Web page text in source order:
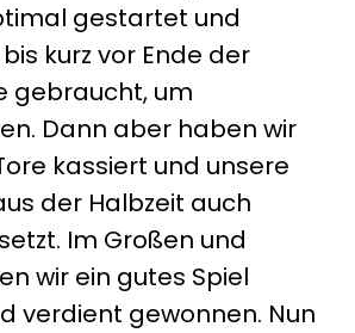
gestartet und
kurz vor Ende der
gebraucht, um
Dann aber haben wir
kassiert und unsere
der Halbzeit auch
Im Großen und
wir ein gutes Spiel
verdient gewonnen. Nun